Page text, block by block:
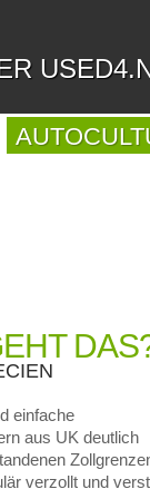
einfache
aus UK deutlich
verzollt und